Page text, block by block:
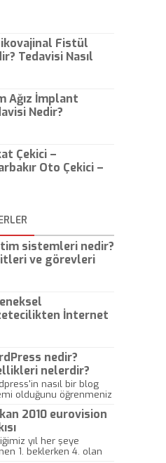
Fistül
Tedavisi Nasıl
Ağız İmplant
Nedir?
Çekici –
Oto Çekici –
sistemleri nedir?
ve görevleri
İnternet
nedir?
nelerdir?
nasıl bir blog
olduğunu öğrenmeniz
2010 eurovision
yıl her şeye
1. beklerken 4. olan